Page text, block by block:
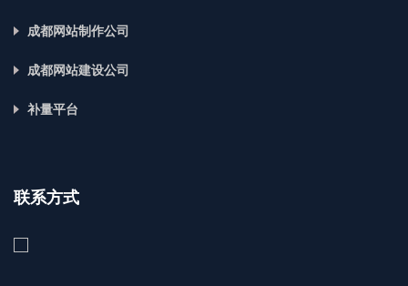
成都网站制作公司
成都网站建设公司
补量平台
联系方式